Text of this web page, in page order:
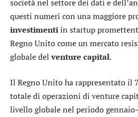
società nel settore dei dati e
questi numeri con una maggiore
investimentiin startup
Regno Unito come un mercato
globale delventure capital.
Il Regno Unito ha rappresentato il
totale di operazioni di venture
livello globale nel periodo